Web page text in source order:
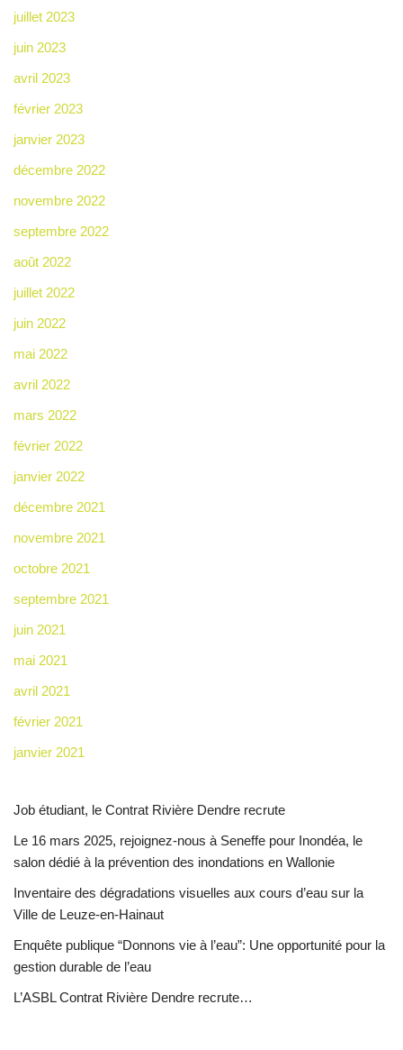
juillet 2023
juin 2023
avril 2023
février 2023
janvier 2023
décembre 2022
novembre 2022
septembre 2022
août 2022
juillet 2022
juin 2022
mai 2022
avril 2022
mars 2022
février 2022
janvier 2022
décembre 2021
novembre 2021
octobre 2021
septembre 2021
juin 2021
mai 2021
avril 2021
février 2021
janvier 2021
Job étudiant, le Contrat Rivière Dendre recrute
Le 16 mars 2025, rejoignez-nous à Seneffe pour Inondéa, le
salon dédié à la prévention des inondations en Wallonie
Inventaire des dégradations visuelles aux cours d’eau sur la
Ville de Leuze-en-Hainaut
Enquête publique “Donnons vie à l’eau”: Une opportunité pour la
gestion durable de l’eau
L’ASBL Contrat Rivière Dendre recrute…